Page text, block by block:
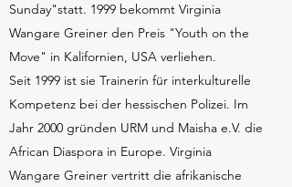
Sunday"statt. 1999 bekommt Virginia
Wangare Greiner den Preis "Youth on the
Move" in Kalifornien, USA verliehen.
Seit 1999 ist sie Trainerin für interkulturelle
Kompetenz bei der hessischen Polizei. Im
Jahr 2000 gründen URM und Maisha e.V. die
African Diaspora in Europe. Virginia
Wangare Greiner vertritt die afrikanische